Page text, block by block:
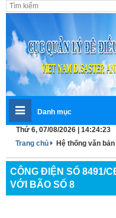
Danh mục
Thứ 6, 07/08/2026 | 14:24:23
Trang chủ
Hệ thống văn bản
CÔNG ĐIỆN SỐ 8491/
VỚI BÃO SỐ 8